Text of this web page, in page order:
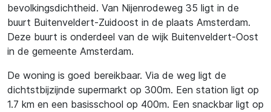
bevolkingsdichtheid. Van Nijenrodeweg 35 ligt in de
buurt Buitenveldert-Zuidoost in de plaats Amsterdam.
Deze buurt is onderdeel van de wijk Buitenveldert-Oost
in de gemeente Amsterdam.
De woning is goed bereikbaar. Via de weg ligt de
dichtstbijzijnde supermarkt op 300m. Een station ligt op
1.7 km en een basisschool op 400m. Een snackbar ligt op